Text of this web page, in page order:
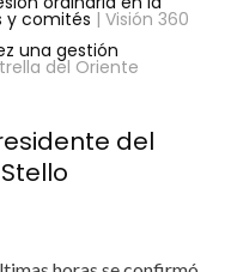
y comités | Visión 360
una gestión
del Oriente
del